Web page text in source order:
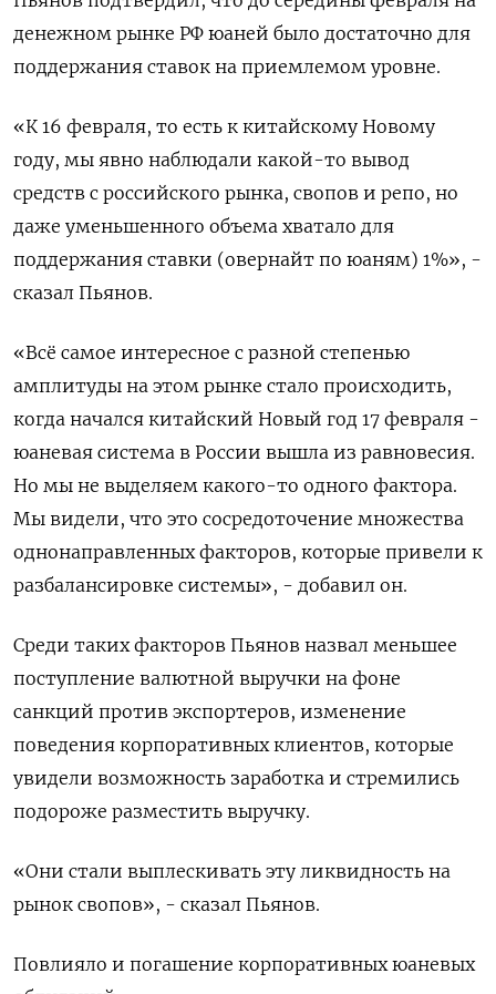
денежном рынке РФ юаней было достаточно ​для
поддержания ставок на приемлемом уровне.
«К 16 февраля, ​то есть ⁠к китайскому Новому
году, мы явно наблюдали какой-то вывод
средств с российского рынка, свопов и репо, ‌но
даже уменьшенного объема хватало для
поддержания ставки (овернайт ‌по юаням) 1%», -
сказал Пьянов.
«Всё самое интересное с разной степенью
амплитуды на этом рынке стало происходить,
когда начался китайский Новый год ​17 февраля -
юаневая система в России вышла из равновесия.
Но мы не выделяем какого-то одного фактора.
Мы видели, что ‌это сосредоточение множества
однонаправленных факторов, которые привели к
разбалансировке системы», - добавил он.
Среди таких факторов Пьянов назвал меньшее
поступление валютной выручки ​на фоне
санкций против экспортеров, изменение
поведения корпоративных клиентов, которые
увидели возможность заработка и стремились
подороже разместить выручку.
«Они стали выплескивать ‌эту ликвидность на
рынок свопов», - сказал Пьянов.
Повлияло и погашение корпоративных юаневых